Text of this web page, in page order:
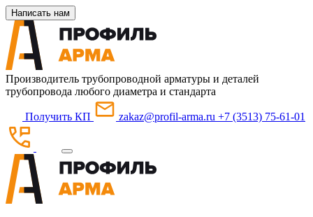
Написать нам
Производитель трубопроводной арматуры и деталей
трубопровода любого диаметра и стандарта
Получить КП zakaz@profil-arma.ru +7 (3513) 75-61-01